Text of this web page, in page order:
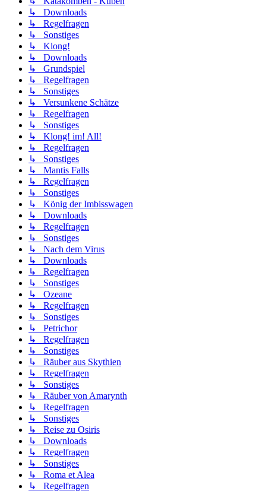
↳ Downloads
↳ Regelfragen
↳ Sonstiges
↳ Klong!
↳ Downloads
↳ Grundspiel
↳ Regelfragen
↳ Sonstiges
↳ Versunkene Schätze
↳ Regelfragen
↳ Sonstiges
↳ Klong! im! All!
↳ Regelfragen
↳ Sonstiges
↳ Mantis Falls
↳ Regelfragen
↳ Sonstiges
↳ König der Imbisswagen
↳ Downloads
↳ Regelfragen
↳ Sonstiges
↳ Nach dem Virus
↳ Downloads
↳ Regelfragen
↳ Sonstiges
↳ Ozeane
↳ Regelfragen
↳ Sonstiges
↳ Petrichor
↳ Regelfragen
↳ Sonstiges
↳ Räuber aus Skythien
↳ Regelfragen
↳ Sonstiges
↳ Räuber von Amarynth
↳ Regelfragen
↳ Sonstiges
↳ Reise zu Osiris
↳ Downloads
↳ Regelfragen
↳ Sonstiges
↳ Roma et Alea
↳ Regelfragen